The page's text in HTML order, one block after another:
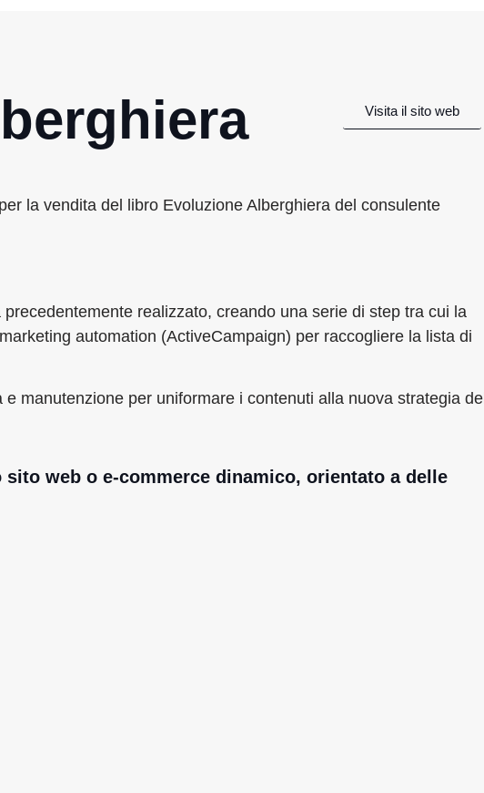
Visita il sito web
la vendita del libro Evoluzione Alberghiera del consulente
realizzato, creando una serie di step tra cui la
automation (ActiveCampaign) per raccogliere la lista di
manutenzione per uniformare i contenuti alla nuova strategia del
web o e-commerce dinamico, orientato a delle